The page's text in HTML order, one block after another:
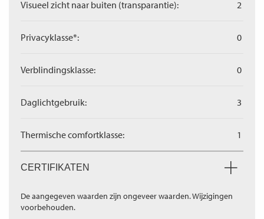
Visueel zicht naar buiten (transparantie): 2
Privacyklasse*: 0
Verblindingsklasse: 0
Daglichtgebruik: 3
Thermische comfortklasse: 1
CERTIFIKATEN
De aangegeven waarden zijn ongeveer waarden. Wijzigingen
voorbehouden.